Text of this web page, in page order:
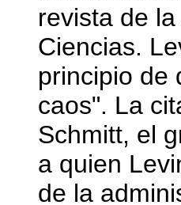
revista de
Ciencias.
principio de
caos". La
Schmitt, el
a quien
de la